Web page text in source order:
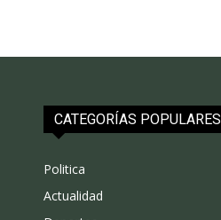
CATEGORÍAS POPULARES
Politica
Actualidad